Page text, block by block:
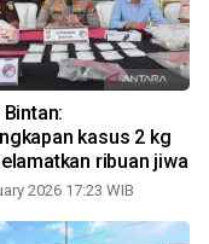
kasus 2 kg
ribuan jiwa
2026 17:23 WIB